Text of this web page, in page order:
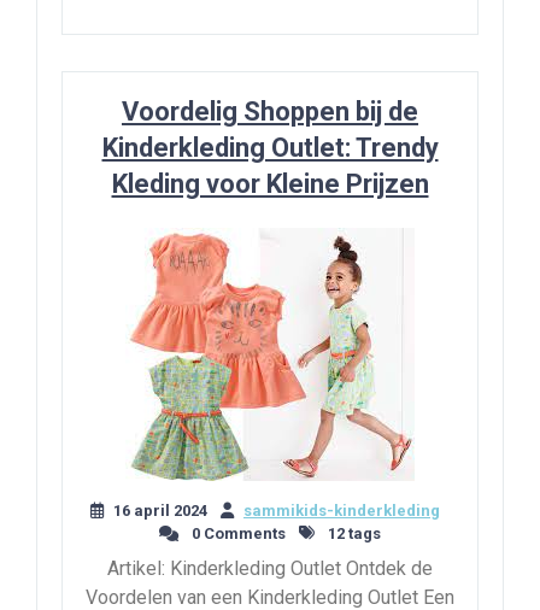
Voordelig Shoppen bij de
Kinderkleding Outlet: Trendy
Kleding voor Kleine Prijzen
16 april 2024
sammikids-kinderkleding
0 Comments
12 tags
Artikel: Kinderkleding Outlet Ontdek de
Voordelen van een Kinderkleding Outlet Een